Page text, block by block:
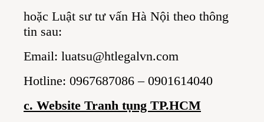
hoặc Luật sư tư vấn Hà Nội theo thông
tin sau:
Email: luatsu@htlegalvn.com
Hotline: 0967687086 – 0901614040
c. Website Tranh tụng TP.HCM